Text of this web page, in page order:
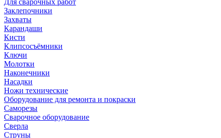
Для сварочных работ
Заклепочники
Захваты
Карандаши
Кисти
Клипсосъёмники
Ключи
Молотки
Наконечники
Насадки
Ножи технические
Оборудование для ремонта и покраски
Саморезы
Сварочное оборудование
Сверла
Струны